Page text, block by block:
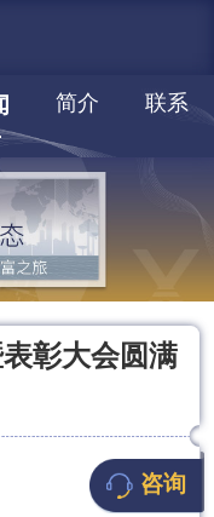
简介 联系
彰大会圆满
咨询